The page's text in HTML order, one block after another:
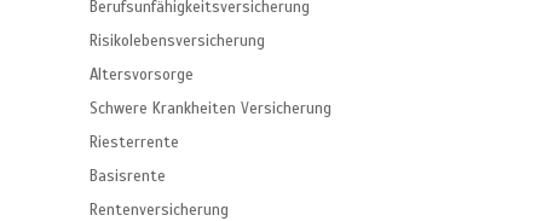
Berufs­unfähigkeitsversicherung
Risikolebensversicherung
Altersvorsorge
Schwere Krankheiten Versicherung
Riesterrente
Basisrente
Rentenversicherung